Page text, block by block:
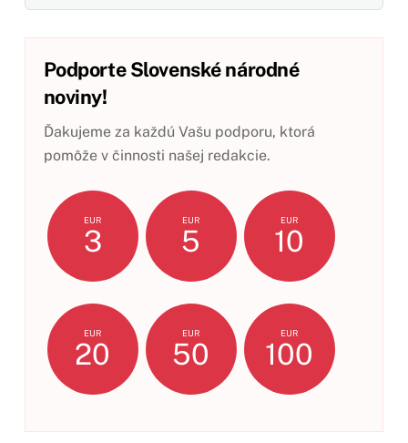
Podporte Slovenské národné
noviny!
Ďakujeme za každú Vašu podporu, ktorá
pomôže v činnosti našej redakcie.
EUR
3
EUR
5
EUR
10
EUR
20
EUR
50
EUR
100